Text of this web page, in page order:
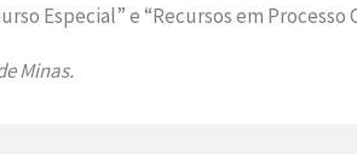
Especial” e “Recursos em
Minas.